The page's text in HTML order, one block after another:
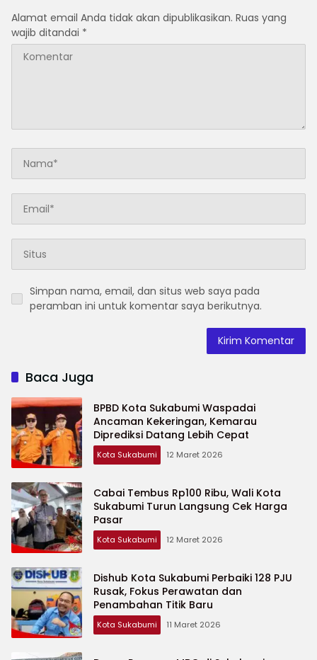
Alamat email Anda tidak akan dipublikasikan. Ruas yang
wajib ditandai *
Simpan nama, email, dan situs web saya pada
peramban ini untuk komentar saya berikutnya.
Baca Juga
BPBD Kota Sukabumi Waspadai
Ancaman Kekeringan, Kemarau
Diprediksi Datang Lebih Cepat
Kota Sukabumi 12 Maret 2026
Cabai Tembus Rp100 Ribu, Wali Kota
Sukabumi Turun Langsung Cek Harga
Pasar
Kota Sukabumi 12 Maret 2026
Dishub Kota Sukabumi Perbaiki 128 PJU
Rusak, Fokus Perawatan dan
Penambahan Titik Baru
Kota Sukabumi 11 Maret 2026